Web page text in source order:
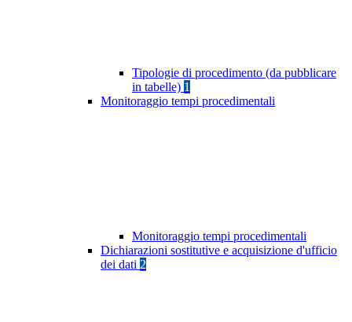
Tipologie di procedimento (da pubblicare
in tabelle) 1
Monitoraggio tempi procedimentali
Monitoraggio tempi procedimentali
Dichiarazioni sostitutive e acquisizione d'ufficio
dei dati 2